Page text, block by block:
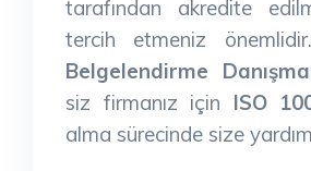
tarafından akredite
tercih etmeniz
Belgelendirme
siz firmanız için ISO
alma sürecinde size